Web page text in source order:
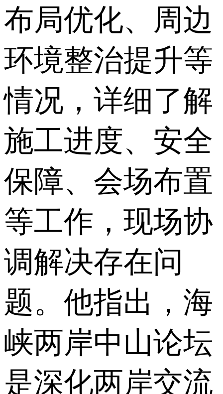
布局优化、周边
环境整治提升等
情况，详细了解
施工进度、安全
保障、会场布置
等工作，现场协
调解决存在问
题。他指出，海
峡两岸中山论坛
是深化两岸交流